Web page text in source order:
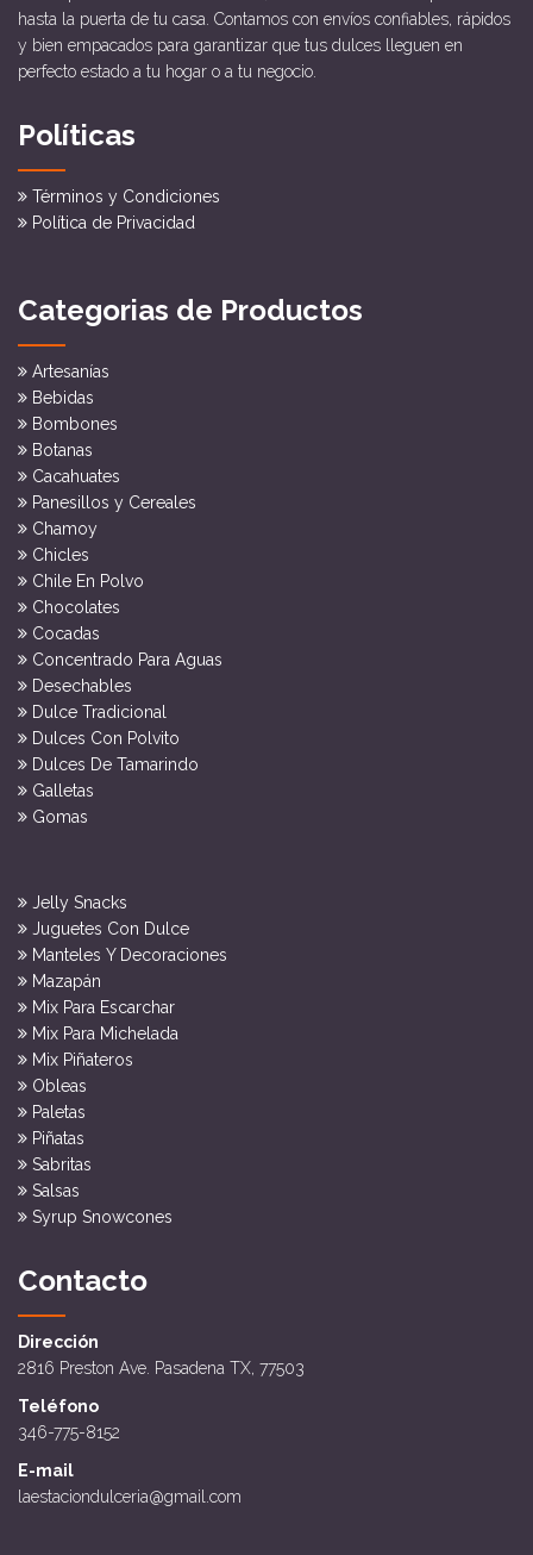
hasta la puerta de tu casa. Contamos con envíos confiables, rápidos
y bien empacados para garantizar que tus dulces lleguen en
perfecto estado a tu hogar o a tu negocio.
Políticas
Términos y Condiciones
Política de Privacidad
Categorias de Productos
Artesanías
Bebidas
Bombones
Botanas
Cacahuates
Panesillos y Cereales
Chamoy
Chicles
Chile En Polvo
Chocolates
Cocadas
Concentrado Para Aguas
Desechables
Dulce Tradicional
Dulces Con Polvito
Dulces De Tamarindo
Galletas
Gomas
Jelly Snacks
Juguetes Con Dulce
Manteles Y Decoraciones
Mazapán
Mix Para Escarchar
Mix Para Michelada
Mix Piñateros
Obleas
Paletas
Piñatas
Sabritas
Salsas
Syrup Snowcones
Contacto
Dirección
2816 Preston Ave. Pasadena TX, 77503
Teléfono
346-775-8152
E-mail
laestaciondulceria@gmail.com